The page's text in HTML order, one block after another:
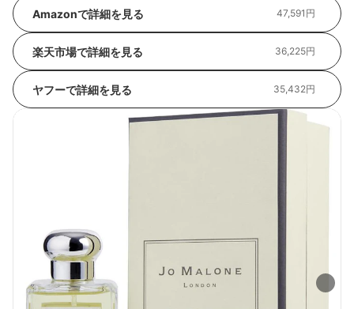
Amazonで詳細を見る 47,591円
楽天市場で詳細を見る 36,225円
ヤフーで詳細を見る 35,432円